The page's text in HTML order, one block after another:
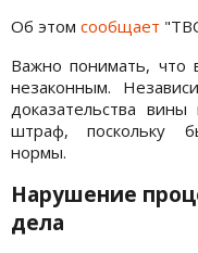
Об этом сообщает
Важно понимать, что
незаконным.
доказательства
штраф, поскольку
нормы.
Нарушение
дела